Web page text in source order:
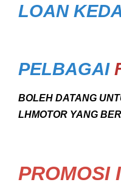
LOAN
PELBAGAI
BOLEH DATANG
LHMOTOR YANG
PROMOSI